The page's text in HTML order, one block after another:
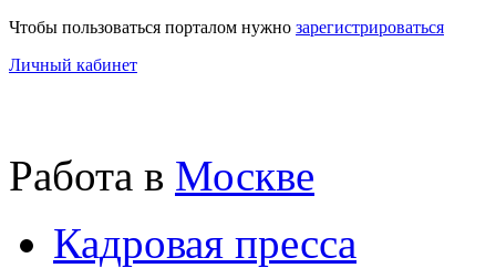
Чтобы пользоваться порталом нужно зарегистрироваться
Личный кабинет
Работа в Москве
Кадровая пресса